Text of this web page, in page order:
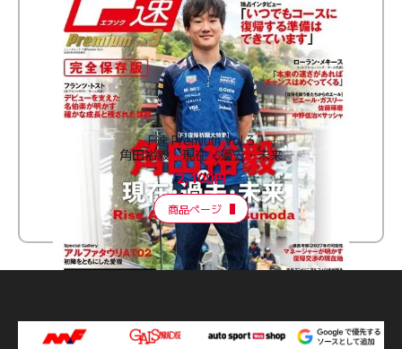
F速 Premium Vol.3
角田裕毅 現在・過去・未来
2,100円
商品ページ